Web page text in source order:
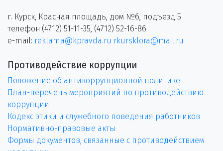
г. Курск, Красная площадь, дом №6, подъезд 5
телефон:(4712) 51-11-35, (4712) 52-16-86
e-mail: reklama@kpravda.ru rkursklora@mail.ru
Противодействие коррупции
Положение об антикоррупционной политике
План-перечень мероприятий по противодействию
коррупции
Кодекс этики и служебного поведения работников
Нормативно-правовые акты
Формы документов, связанные с противодействием